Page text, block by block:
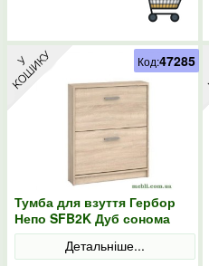
Тумба для взуття Гербор
Непо SFB2K Дуб сонома
Детальніше...
Код:47285